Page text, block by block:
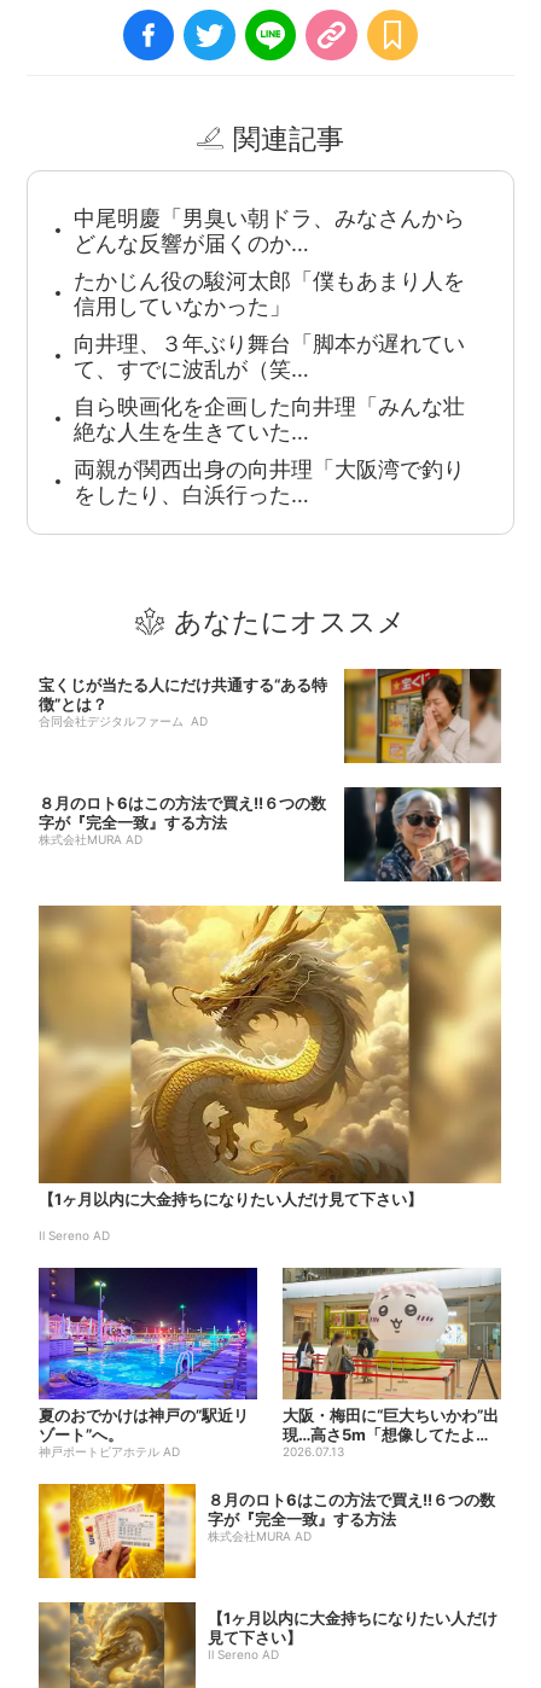
関連記事
中尾明慶「男臭い朝ドラ、みなさんから
どんな反響が届くのか…
たかじん役の駿河太郎「僕もあまり人を
信用していなかった」
向井理、３年ぶり舞台「脚本が遅れてい
て、すでに波乱が（笑…
自ら映画化を企画した向井理「みんな壮
絶な人生を生きていた…
両親が関西出身の向井理「大阪湾で釣り
をしたり、白浜行った…
あなたにオススメ
宝くじが当たる人にだけ共通する“ある特
徴”とは？
合同会社デジタルファーム AD
８月のロト6はこの方法で買え!!６つの数
字が『完全一致』する方法
株式会社MURA AD
【1ヶ月以内に大金持ちになりたい人だけ見て下さい】
Il Sereno AD
夏のおでかけは神戸の”駅近リ
ゾート”へ。
神戸ポートピアホテル AD
大阪・梅田に“巨大ちいかわ”出
現…高さ5m「想像してたより
結構デカい」「ちいさ…...
2026.07.13
８月のロト6はこの方法で買え!!６つの数
字が『完全一致』する方法
株式会社MURA AD
【1ヶ月以内に大金持ちになりたい人だけ
見て下さい】
Il Sereno AD